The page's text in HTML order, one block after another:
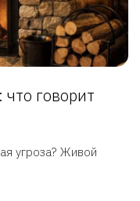
говорит
угроза? Живой